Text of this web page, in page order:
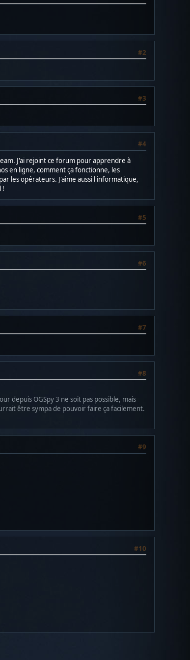
#2
#3
#4
J'ai rejoint ce forum pour apprendre à
en ligne, comment ça fonctionne, les
les opérateurs. J'aime aussi l'informatique,
!
#5
#6
#7
#8
depuis OGSpy 3 ne soit pas possible, mais
être sympa de pouvoir faire ça facilement.
#9
#10